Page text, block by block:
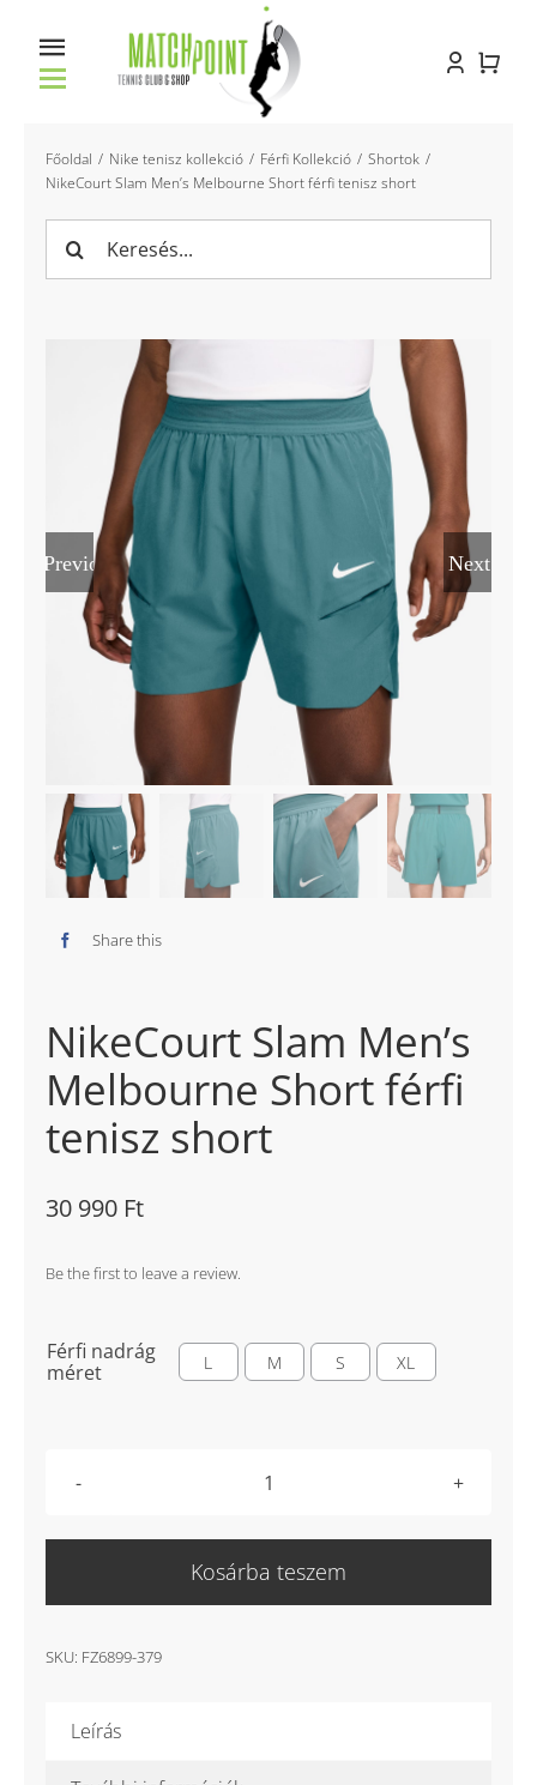
Toggle
Főoldal
Racket service
Pályabérlés
Bemutatkozás
Főoldal Nike tenisz kollekció Férfi Kollekció
Shortok
NikeCourt Slam Men’s Melbourne Short férfi tenisz short
Previous Next
Share this
NikeCourt Slam Men’s
Melbourne Short férfi
tenisz short
30 990 Ft
Be the first to leave a review.
Férfi nadrág
méret
 L M S XL
NikeCourt
Men's
Kosárba teszem
SKU: FZ6899-379
Leírás